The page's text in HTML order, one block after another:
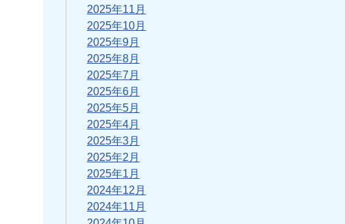
2025年11月
2025年10月
2025年9月
2025年8月
2025年7月
2025年6月
2025年5月
2025年4月
2025年3月
2025年2月
2025年1月
2024年12月
2024年11月